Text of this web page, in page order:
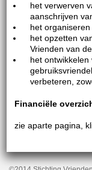
het verwerven
aanschrijven
het
het opzetten
Vrienden van
het
verbeteren,
Financiële
zie aparte pagina,